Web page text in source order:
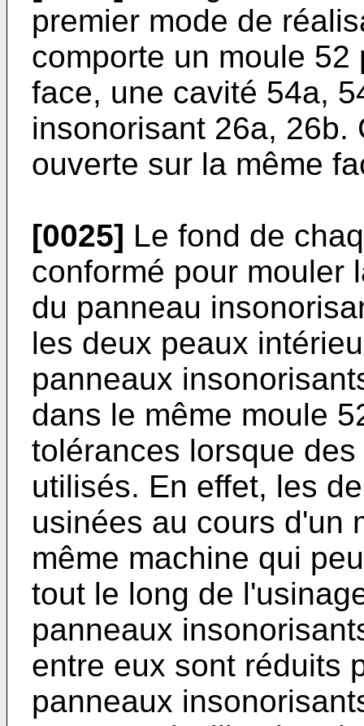
premier mode de
comporte un moule
face, une cavité 54a,
insonorisant 26a, 26b.
ouverte sur la même
[0025] Le fond de
conformé pour mouler
du panneau
les deux peaux
panneaux
dans le même moule
tolérances lorsque
utilisés. En effet, les
usinées au cours d'un
même machine qui
tout le long de
panneaux
entre eux sont réduits
panneaux